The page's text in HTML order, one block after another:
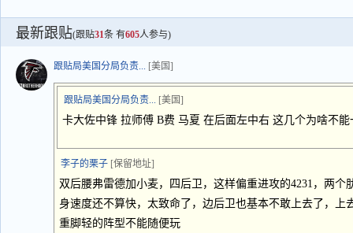
最新跟贴(跟贴31条 有605人参与)
跟贴局美国分局负责... [美国]
跟贴局美国分局负责... [美国]
卡大佐中锋 拉师傅 B费 马夏 在后面左中右 这几个为啥不能
李子的栗子 [保留地址]
双后腰弗雷德加小麦，四后卫，这样偏重进攻的4231，两
身速度还不算快，太致命了，边后卫也基本不敢上去了，上
重脚轻的阵型不能随便玩